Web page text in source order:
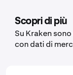
Scopri di più
Su Kraken
con dati di